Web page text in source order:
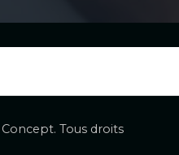
Tous droits